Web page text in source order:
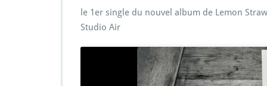
r
m
o
n
S
le 1er single du nouvel album de Lemon
Studio Air